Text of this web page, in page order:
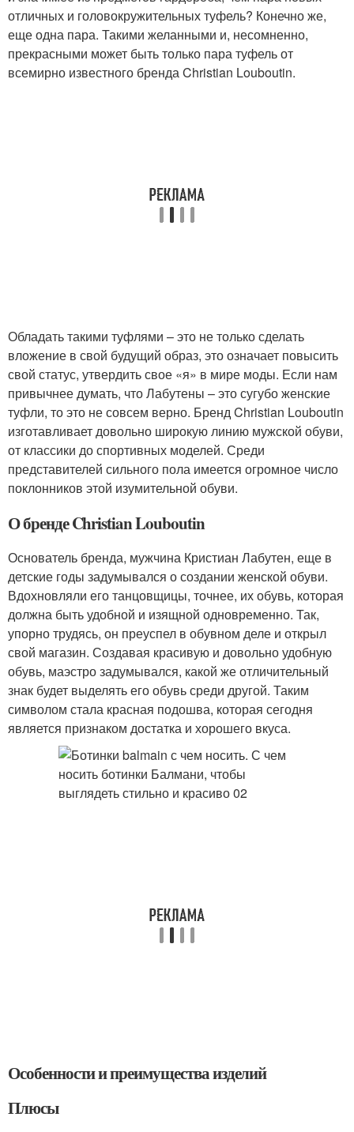
отличных и головокружительных туфель? Конечно же,
еще одна пара. Такими желанными и, несомненно,
прекрасными может быть только пара туфель от
всемирно известного бренда Christian Louboutin.
Обладать такими туфлями – это не только сделать
вложение в свой будущий образ, это означает повысить
свой статус, утвердить свое «я» в мире моды. Если нам
привычнее думать, что Лабутены – это сугубо женские
туфли, то это не совсем верно. Бренд Christian Louboutin
изготавливает довольно широкую линию мужской обуви,
от классики до спортивных моделей. Среди
представителей сильного пола имеется огромное число
поклонников этой изумительной обуви.
О бренде Christian Louboutin
Основатель бренда, мужчина Кристиан Лабутен, еще в
детские годы задумывался о создании женской обуви.
Вдохновляли его танцовщицы, точнее, их обувь, которая
должна быть удобной и изящной одновременно. Так,
упорно трудясь, он преуспел в обувном деле и открыл
свой магазин. Создавая красивую и довольно удобную
обувь, маэстро задумывался, какой же отличительный
знак будет выделять его обувь среди другой. Таким
символом стала красная подошва, которая сегодня
является признаком достатка и хорошего вкуса.
Особенности и преимущества изделий
Плюсы